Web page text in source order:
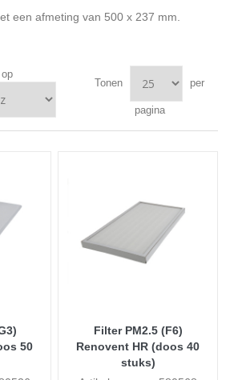
een afmeting van 500 x 237 mm.
Tonen per
pagina
50
Filter PM2.5 (F6)
Renovent HR (doos 40
stuks)